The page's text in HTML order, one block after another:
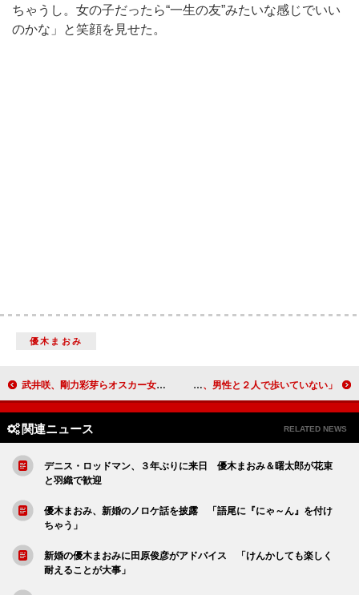
ちゃうし。女の子だったら“一生の友”みたいな感じでいい
のかな」と笑顔を見せた。
優木まおみ
武井咲、剛力彩芽らオスカー女優が晴れ着で共演 剛力、今年振り返り「いろいろな感情感じた」 福田彩乃、来年は熱愛スキャンダルを 「ここ数年、男性と２人で歩いていない」
関連ニュース RELATED NEWS
デニス・ロッドマン、３年ぶりに来日 優木まおみ＆曙太郎が花束
と羽織で歓迎
優木まおみ、新婚のノロケ話を披露 「語尾に『にゃ～ん』を付け
ちゃう」
新婚の優木まおみに田原俊彦がアドバイス 「けんかしても楽しく
耐えることが大事」